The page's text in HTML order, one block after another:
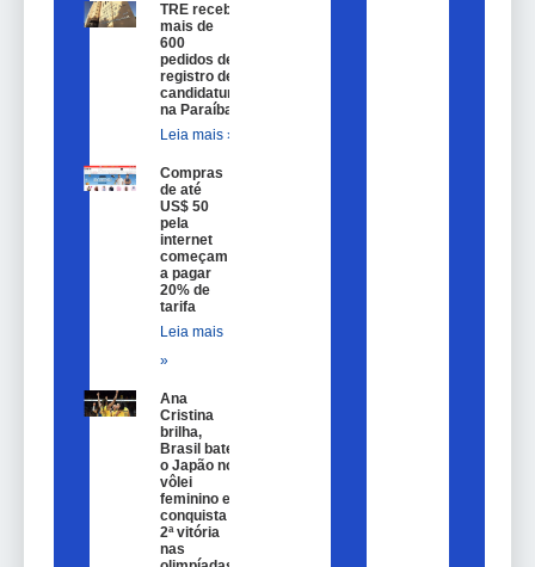
TRE recebe
mais de
600
pedidos de
registro de
candidatura
na Paraíba
Leia mais »
Compras
de até
US$ 50
pela
internet
começam
a pagar
20% de
tarifa
Leia mais
»
Ana
Cristina
brilha,
Brasil bate
o Japão no
vôlei
feminino e
conquista
2ª vitória
nas